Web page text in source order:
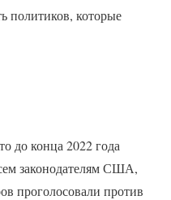
политиков, которые
до конца 2022 года
законодателям США,
проголосовали против